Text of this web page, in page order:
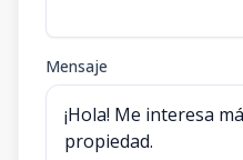
Mensaje